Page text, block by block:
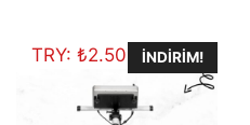
€171.580,00.
TRY: ₺2.502.847,20
İNDIRIM!